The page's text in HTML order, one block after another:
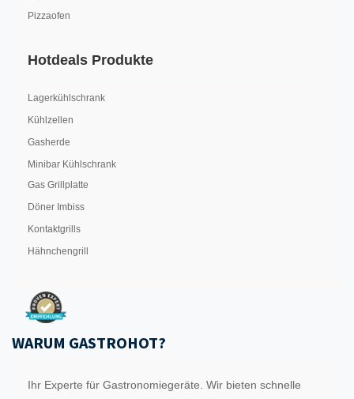
Pizzaofen
Hotdeals Produkte
Lagerkühlschrank
Kühlzellen
Gasherde
Minibar Kühlschrank
Gas Grillplatte
Döner Imbiss
Kontaktgrills
Hähnchengrill
WARUM GASTROHOT?
Ihr Experte für Gastronomiegeräte. Wir bieten schnelle